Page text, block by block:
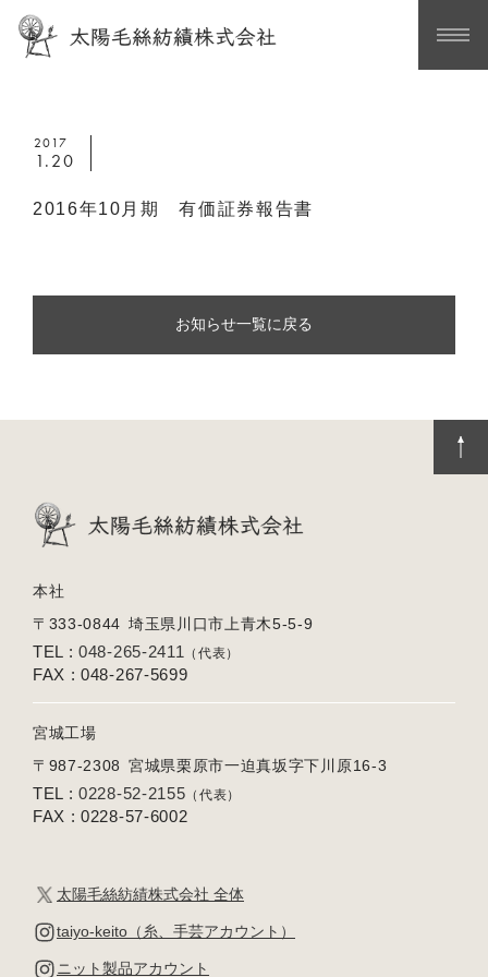
2017
1.20
2016年10月期 有価証券報告書
お知らせ一覧に戻る
本社
〒333-0844 埼玉県川口市上青木5-5-9
TEL :048-265-2411 （代表）
FAX : 048-267-5699
宮城工場
〒987-2308 宮城県栗原市一迫真坂字下川原16-3
TEL :0228-52-2155 （代表）
FAX : 0228-57-6002
太陽毛絲紡績株式会社 全体
taiyo-keito（糸、手芸アカウント）
ニット製品アカウント